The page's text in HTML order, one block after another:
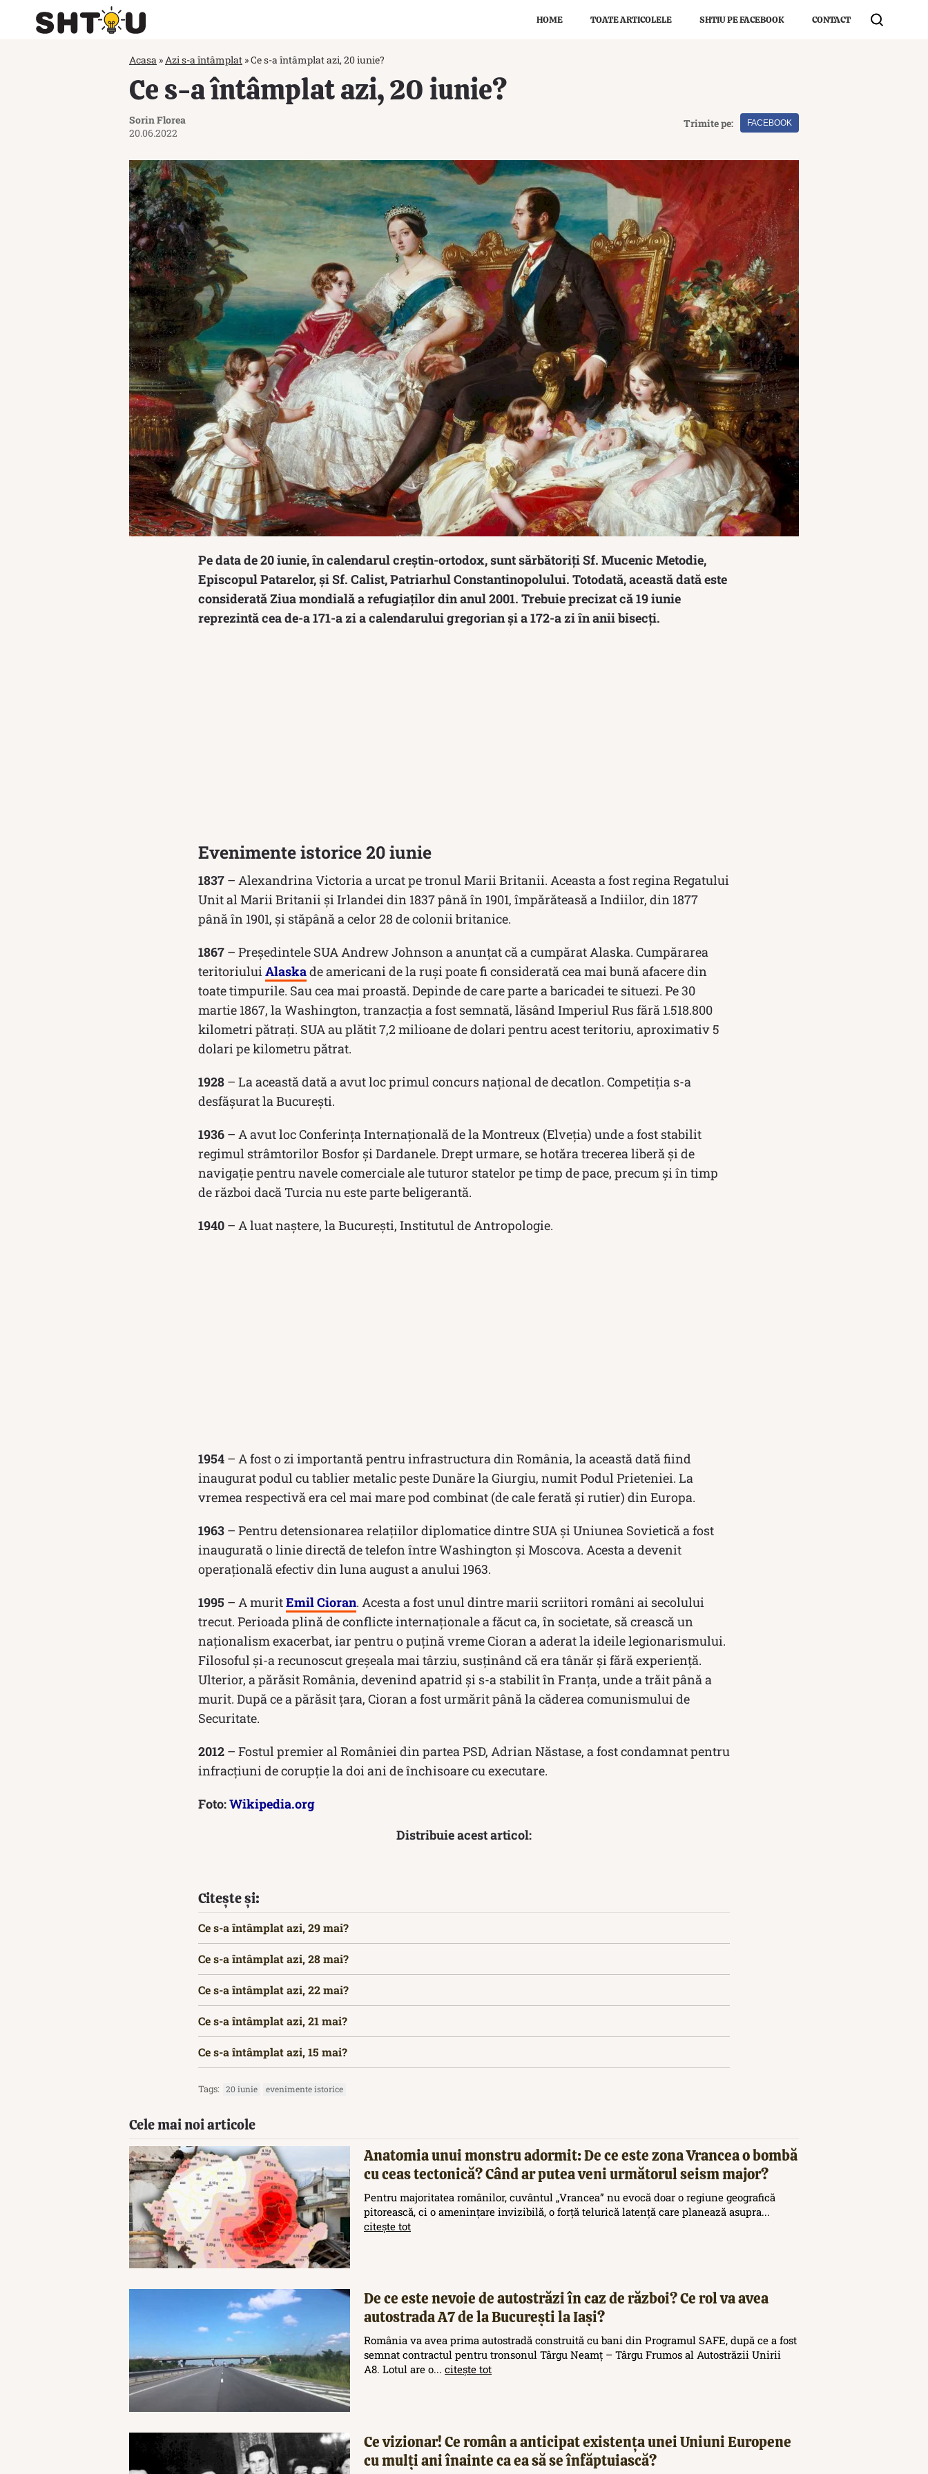
HOME TOATE ARTICOLELE SHTIU PE FACEBOOK CONTACT
Acasa »Azi s-a întâmplat »Ce s-a întâmplat azi, 20 iunie?
Ce s-a întâmplat azi, 20 iunie?
Sorin Florea
20.06.2022
Trimite pe: FACEBOOK
Pe data de 20 iunie, în calendarul creștin-ortodox, sunt sărbătoriți Sf. Mucenic Metodie,
Episcopul Patarelor, și Sf. Calist, Patriarhul Constantinopolului. Totodată, această dată este
considerată Ziua mondială a refugiaților din anul 2001. Trebuie precizat că 19 iunie
reprezintă cea de-a 171-a zi a calendarului gregorian și a 172-a zi în anii bisecți.
Evenimente istorice 20 iunie
1837 – Alexandrina Victoria a urcat pe tronul Marii Britanii. Aceasta a fost regina Regatului
Unit al Marii Britanii și Irlandei din 1837 până în 1901, împărăteasă a Indiilor, din 1877
până în 1901, și stăpână a celor 28 de colonii britanice.
1867 – Președintele SUA Andrew Johnson a anunțat că a cumpărat Alaska. Cumpărarea
teritoriuluiAlaskade americani de la ruși poate fi considerată cea mai bună afacere din
toate timpurile. Sau cea mai proastă. Depinde de care parte a baricadei te situezi. Pe 30
martie 1867, la Washington, tranzacția a fost semnată, lăsând Imperiul Rus fără 1.518.800
kilometri pătrați. SUA au plătit 7,2 milioane de dolari pentru acest teritoriu, aproximativ 5
dolari pe kilometru pătrat.
1928 – La această dată a avut loc primul concurs național de decatlon. Competiția s-a
desfășurat la București.
1936 – A avut loc Conferința Internațională de la Montreux (Elveția) unde a fost stabilit
regimul strâmtorilor Bosfor și Dardanele. Drept urmare, se hotăra trecerea liberă și de
navigație pentru navele comerciale ale tuturor statelor pe timp de pace, precum și în timp
de război dacă Turcia nu este parte beligerantă.
1940 – A luat naștere, la București, Institutul de Antropologie.
1954 – A fost o zi importantă pentru infrastructura din România, la această dată fiind
inaugurat podul cu tablier metalic peste Dunăre la Giurgiu, numit Podul Prieteniei. La
vremea respectivă era cel mai mare pod combinat (de cale ferată și rutier) din Europa.
1963 – Pentru detensionarea relațiilor diplomatice dintre SUA și Uniunea Sovietică a fost
inaugurată o linie directă de telefon între Washington și Moscova. Acesta a devenit
operațională efectiv din luna august a anului 1963.
1995 – A muritEmil Cioran. Acesta a fost unul dintre marii scriitori români ai secolului
trecut. Perioada plină de conflicte internaționale a făcut ca, în societate, să crească un
naționalism exacerbat, iar pentru o puțină vreme Cioran a aderat la ideile legionarismului.
Filosoful şi-a recunoscut greşeala mai târziu, susținând că era tânăr și fără experiență.
Ulterior, a părăsit România, devenind apatrid și s-a stabilit în Franța, unde a trăit până a
murit. După ce a părăsit țara, Cioran a fost urmărit până la căderea comunismului de
Securitate.
2012 – Fostul premier al României din partea PSD, Adrian Năstase, a fost condamnat pentru
infracțiuni de corupție la doi ani de închisoare cu executare.
Foto:Wikipedia.org
Distribuie acest articol:
Citește și:
Ce s-a întâmplat azi, 29 mai?
Ce s-a întâmplat azi, 28 mai?
Ce s-a întâmplat azi, 22 mai?
Ce s-a întâmplat azi, 21 mai?
Ce s-a întâmplat azi, 15 mai?
Tags: 20 iunie evenimente istorice
Cele mai noi articole
Anatomia unui monstru adormit: De ce este zona Vrancea o bombă
cu ceas tectonică? Când ar putea veni următorul seism major?
Pentru majoritatea românilor, cuvântul „Vrancea” nu evocă doar o regiune geografică
pitorească, ci o amenințare invizibilă, o forță telurică latență care planează asupra...
citește tot
De ce este nevoie de autostrăzi în caz de război? Ce rol va avea
autostrada A7 de la București la Iași?
România va avea prima autostradă construită cu bani din Programul SAFE, după ce a fost
semnat contractul pentru tronsonul Târgu Neamț – Târgu Frumos al Autostrăzii Unirii
A8. Lotul are o... citește tot
Ce vizionar! Ce român a anticipat existența unei Uniuni Europene
cu mulți ani înainte ca ea să se înfăptuiască?